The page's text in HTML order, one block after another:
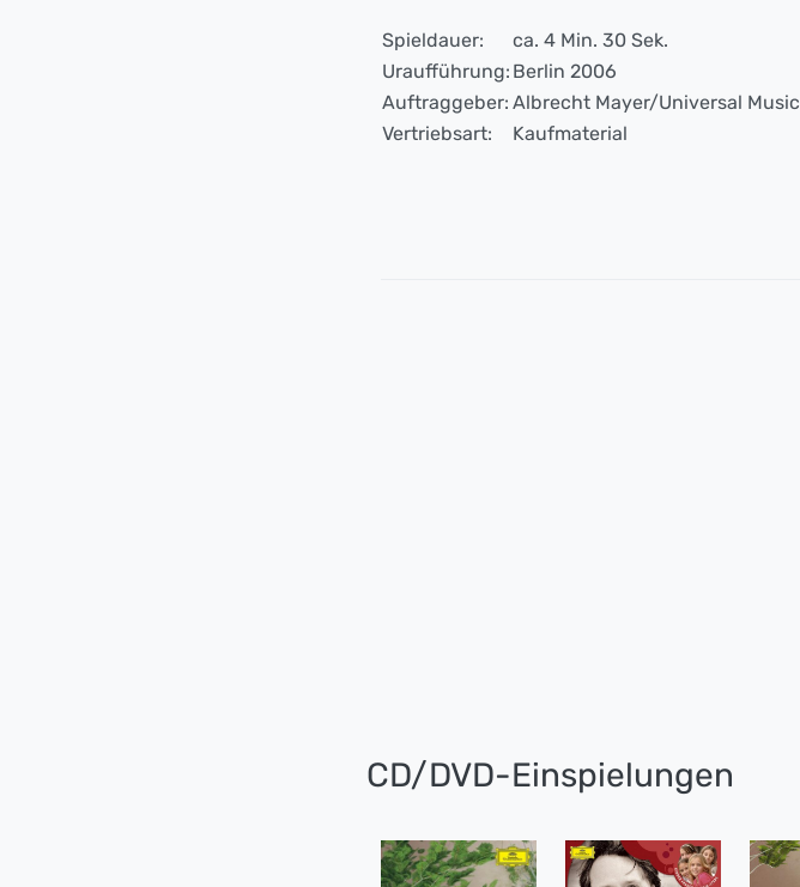
Spieldauer:
ca. 4 Min. 30 Sek.
Uraufführung: Berlin 2006
Auftraggeber: Albrecht Mayer/Universal Music
Vertriebsart:
Kaufmaterial
CD/DVD-Einspielungen